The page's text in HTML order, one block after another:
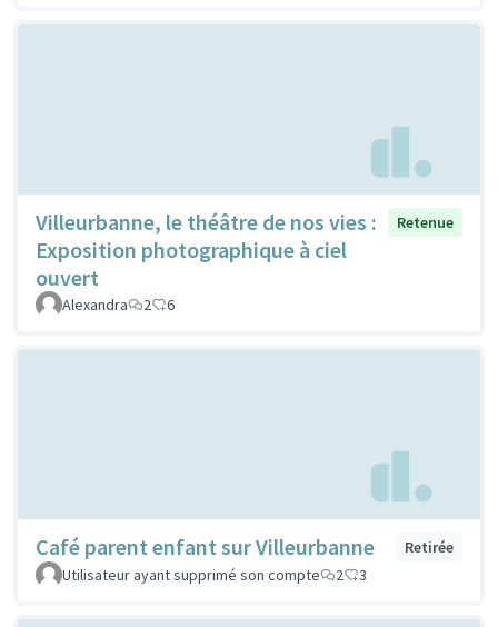
Villeurbanne, le théâtre de nos vies :
Exposition photographique à ciel
ouvert
Retenue
Alexandra 2 6
Café parent enfant sur Villeurbanne
Retirée
Utilisateur ayant supprimé son compte
2 3